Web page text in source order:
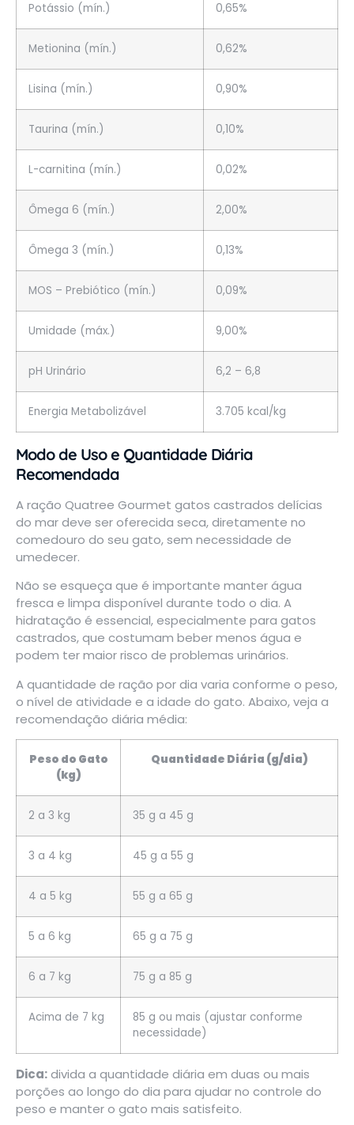
Potássio (mín.) 0,65%
Metionina (mín.) 0,62%
Lisina (mín.) 0,90%
Taurina (mín.) 0,10%
L-carnitina (mín.) 0,02%
Ômega 6 (mín.) 2,00%
Ômega 3 (mín.) 0,13%
MOS – Prebiótico (mín.) 0,09%
Umidade (máx.) 9,00%
pH Urinário 6,2 – 6,8
Energia Metabolizável 3.705 kcal/kg
Modo de Uso e Quantidade Diária
Recomendada
A ração Quatree Gourmet gatos castrados delícias
do mar deve ser oferecida seca, diretamente no
comedouro do seu gato, sem necessidade de
umedecer.
Não se esqueça que é importante manter água
fresca e limpa disponível durante todo o dia. A
hidratação é essencial, especialmente para gatos
castrados, que costumam beber menos água e
podem ter maior risco de problemas urinários.
A quantidade de ração por dia varia conforme o peso,
o nível de atividade e a idade do gato. Abaixo, veja a
recomendação diária média:
Peso do Gato
(kg)
Quantidade Diária (g/dia)
2 a 3 kg 35 g a 45 g
3 a 4 kg 45 g a 55 g
4 a 5 kg 55 g a 65 g
5 a 6 kg 65 g a 75 g
6 a 7 kg 75 g a 85 g
Acima de 7 kg
85 g ou mais (ajustar conforme
necessidade)
Dica:divida a quantidade diária em duas ou mais
porções ao longo do dia para ajudar no controle do
peso e manter o gato mais satisfeito.